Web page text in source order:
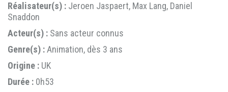
Réalisateur(s) : Jeroen Jaspaert, Max Lang, Daniel
Snaddon
Acteur(s) : Sans acteur connus
Genre(s) :Animation, dès 3 ans
Origine : UK
Durée : 0h53